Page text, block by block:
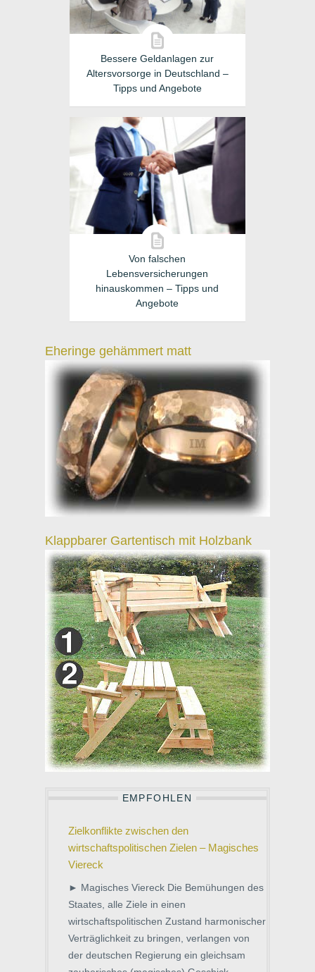
Bessere Geldanlagen zur
Altersvorsorge in Deutschland –
Tipps und Angebote
Von falschen
Lebensversicherungen
hinauskommen – Tipps und
Angebote
Eheringe gehämmert matt
Klappbarer Gartentisch mit Holzbank
EMPFOHLEN
Zielkonflikte zwischen den
wirtschaftspolitischen Zielen – Magisches
Viereck
► Magisches Viereck Die Bemühungen des
Staates, alle Ziele in einen
wirtschaftspolitischen Zustand harmonischer
Verträglichkeit zu bringen, verlangen von
der deutschen Regierung ein gleichsam